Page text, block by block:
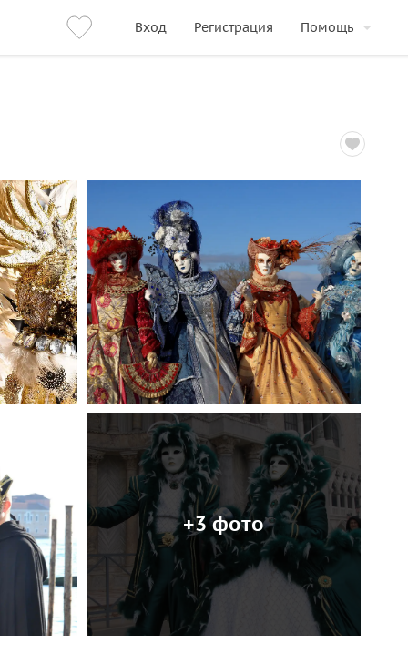
Вход Регистрация Помощь
+3 фото